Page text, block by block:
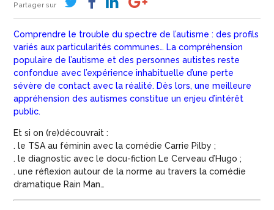
Partager sur
Comprendre le trouble du spectre de l’autisme : des profils
variés aux particularités communes… La compréhension
populaire de l’autisme et des personnes autistes reste
confondue avec l’expérience inhabituelle d’une perte
sévère de contact avec la réalité. Dès lors, une meilleure
appréhension des autismes constitue un enjeu d’intérêt
public.
Et si on (re)découvrait :
. le TSA au féminin avec la comédie Carrie Pilby ;
. le diagnostic avec le docu-fiction Le Cerveau d’Hugo ;
. une réflexion autour de la norme au travers la comédie
dramatique Rain Man…